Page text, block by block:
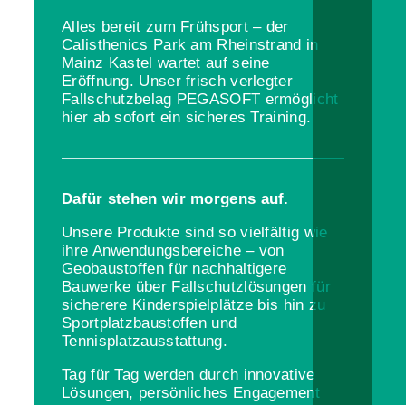
Alles bereit zum Frühsport – der
Calisthenics Park am Rheinstrand in
Mainz Kastel wartet auf seine
Eröffnung. Unser frisch verlegter
Fallschutzbelag PEGASOFT ermöglicht
hier ab sofort ein sicheres Training.
Dafür stehen wir morgens auf.
Unsere Produkte sind so vielfältig wie
ihre Anwendungsbereiche – von
Geobaustoffen für nachhaltigere
Bauwerke über Fallschutzlösungen für
sicherere Kinderspielplätze bis hin zu
Sportplatzbaustoffen und
Tennisplatzausstattung.
Tag für Tag werden durch innovative
Lösungen, persönliches Engagement